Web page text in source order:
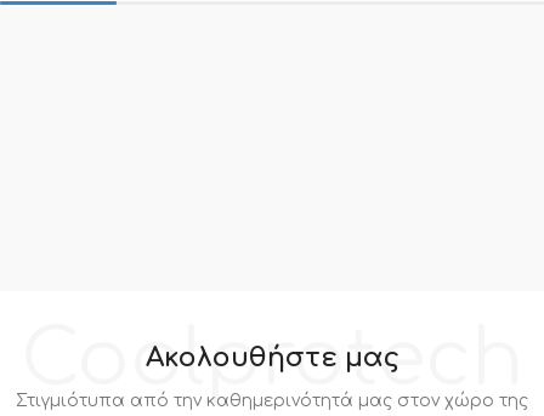
Coolprotech
Ακολουθήστε μας
Στιγμιότυπα από την καθημερινότητά μας στον χώρο της